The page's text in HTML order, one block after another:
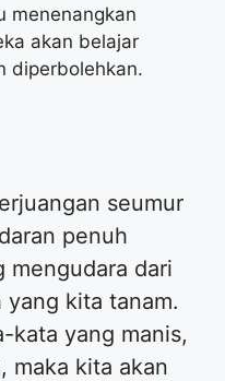
menenangkan
akan belajar
diperbolehkan.
seumur
penuh
mengudara dari
kita tanam.
kata yang manis,
maka kita akan